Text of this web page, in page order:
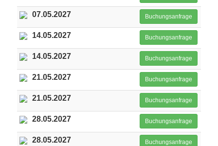
07.05.2027 Buchungsanfrage
14.05.2027 Buchungsanfrage
14.05.2027 Buchungsanfrage
21.05.2027 Buchungsanfrage
21.05.2027 Buchungsanfrage
28.05.2027 Buchungsanfrage
28.05.2027 Buchungsanfrage